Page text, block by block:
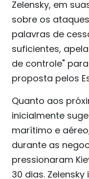
Zelensky, em
sobre os
palavras de
suficientes,
de controle"
proposta pelos
Quanto aos
inicialmente
marítimo e
durante as
pressionaram
30 dias.